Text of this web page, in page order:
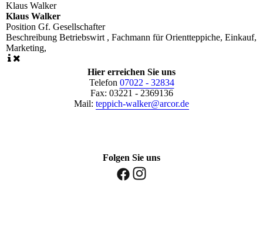
Klaus Walker
Klaus Walker
Position Gf. Gesellschafter
Beschreibung Betriebswirt , Fachmann für Orientteppiche, Einkauf,
Marketing,
Hier erreichen Sie uns
Telefon 07022 - 32834
Fax: 03221 - 2369136
Mail: teppich-walker@arcor.de
Folgen Sie uns